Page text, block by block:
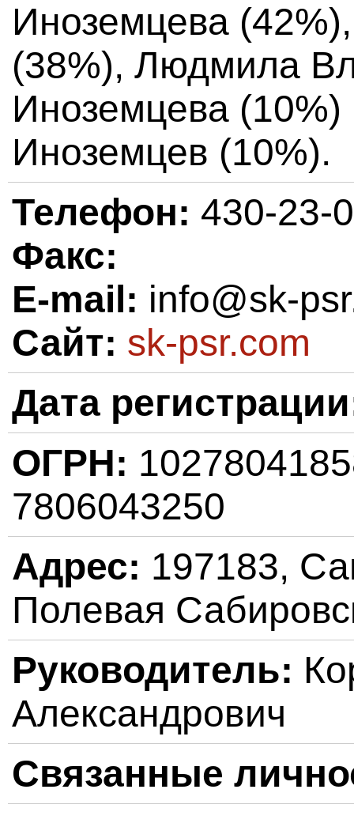
Иноземцева
(38%), Людмила
Иноземцева (10%)
Иноземцев (10%).
Телефон: 430-23-
Факс:
E-mail: info@sk-
Сайт: sk-psr.com
Дата
ОГРН:
7806043250
Адрес: 197183,
Полевая
Руководитель:
Александрович
Связанные